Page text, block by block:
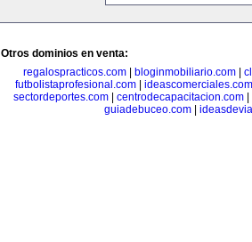
Otros dominios en venta:
regalospracticos.com| bloginmobiliario.com|
futbolistaprofesional.com
ideascomerciales.com
sectordeportes.com| centrodecapacitacion.com|
guiadebuceo.com|